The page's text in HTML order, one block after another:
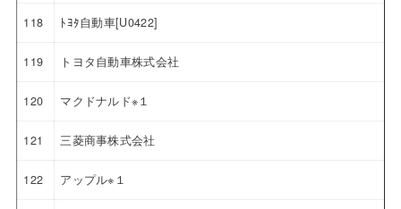
118 ﾄﾖﾀ自動車[U0422]
119 トヨタ自動車株式会社
120 マクドナルド※１
121 三菱商事株式会社
122 アップル※１